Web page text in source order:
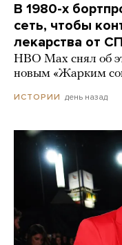
В 1980-х
сеть, чтобы
лекарства от
HBO Max снял об
новым «Жарким
ИСТОРИИ день назад